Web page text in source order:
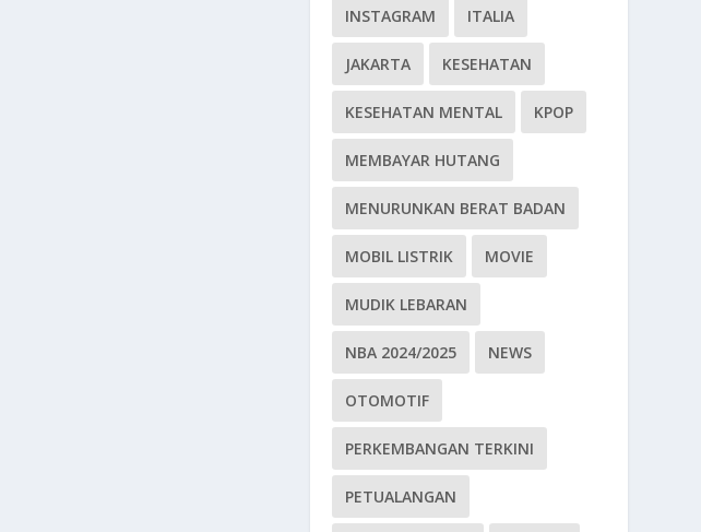
INSTAGRAM ITALIA
JAKARTA KESEHATAN
KESEHATAN MENTAL KPOP
MEMBAYAR HUTANG
MENURUNKAN BERAT BADAN
MOBIL LISTRIK MOVIE
MUDIK LEBARAN
NBA 2024/2025 NEWS
OTOMOTIF
PERKEMBANGAN TERKINI
PETUALANGAN